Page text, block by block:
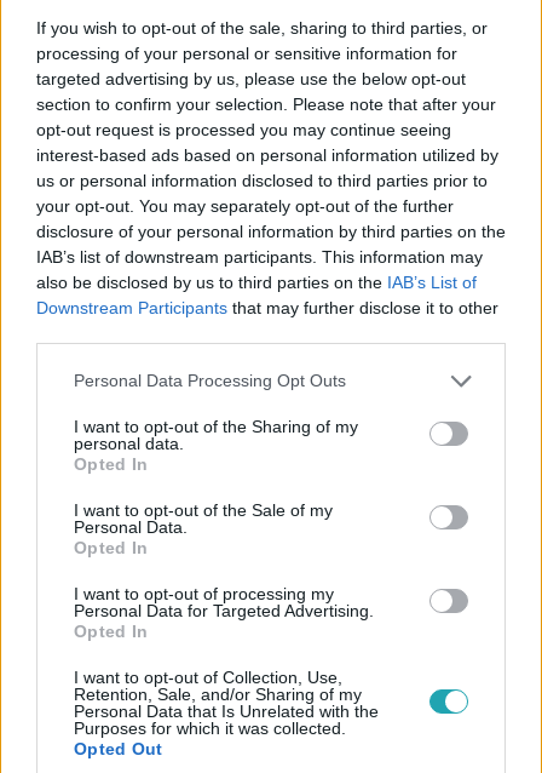
If you wish to opt-out of the sale, sharing to third parties, or
processing of your personal or sensitive information for
targeted advertising by us, please use the below opt-out
section to confirm your selection. Please note that after your
opt-out request is processed you may continue seeing
interest-based ads based on personal information utilized by
us or personal information disclosed to third parties prior to
your opt-out. You may separately opt-out of the further
disclosure of your personal information by third parties on the
IAB’s list of downstream participants. This information may
also be disclosed by us to third parties on the IAB’s List of
Downstream Participants that may further disclose it to other
Please note that this website/app uses one or more Google
not limited to your visit or usage behaviour. You may click to
grant or deny consent to Google and its third-party tags to
use your data for below specified purposes in below Google
consent section.
Personal Data Processing Opt Outs
I want to opt-out of the Sharing of my
personal data.
Opted In
I want to opt-out of the Sale of my
Personal Data.
Opted In
I want to opt-out of processing my
Personal Data for Targeted Advertising.
Opted In
I want to opt-out of Collection, Use,
Retention, Sale, and/or Sharing of my
Personal Data that Is Unrelated with the
Purposes for which it was collected.
Opted Out
kövessenek el
Az Atya, a Fiú, és a Szentlélek nevében, BUMM.
2023. június 11. 16:44
Öngyilkos lett Harry herceg volt barátnője
Ez a bíróság előtt került szóba.